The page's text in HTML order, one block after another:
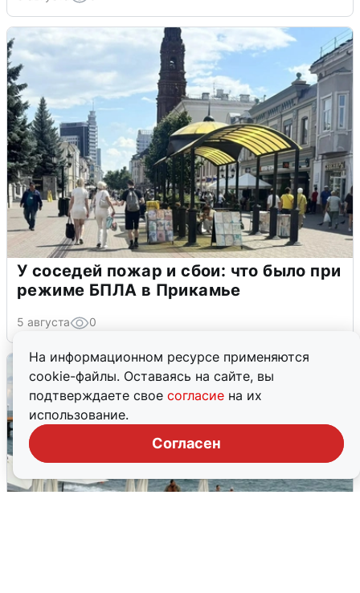
На информационном ресурсе применяются
cookie-файлы. Оставаясь на сайте, вы
подтверждаете свое согласие на их
использование.
Согласен
У соседей пожар и сбои: что было при
режиме БПЛА в Прикамье
5 августа 0